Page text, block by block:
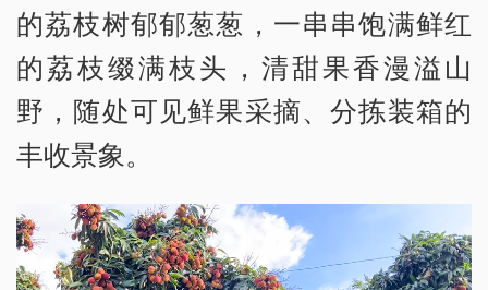
的荔枝树郁郁葱葱，一串串饱满鲜红
的荔枝缀满枝头，清甜果香漫溢山
野，随处可见鲜果采摘、分拣装箱的
丰收景象。